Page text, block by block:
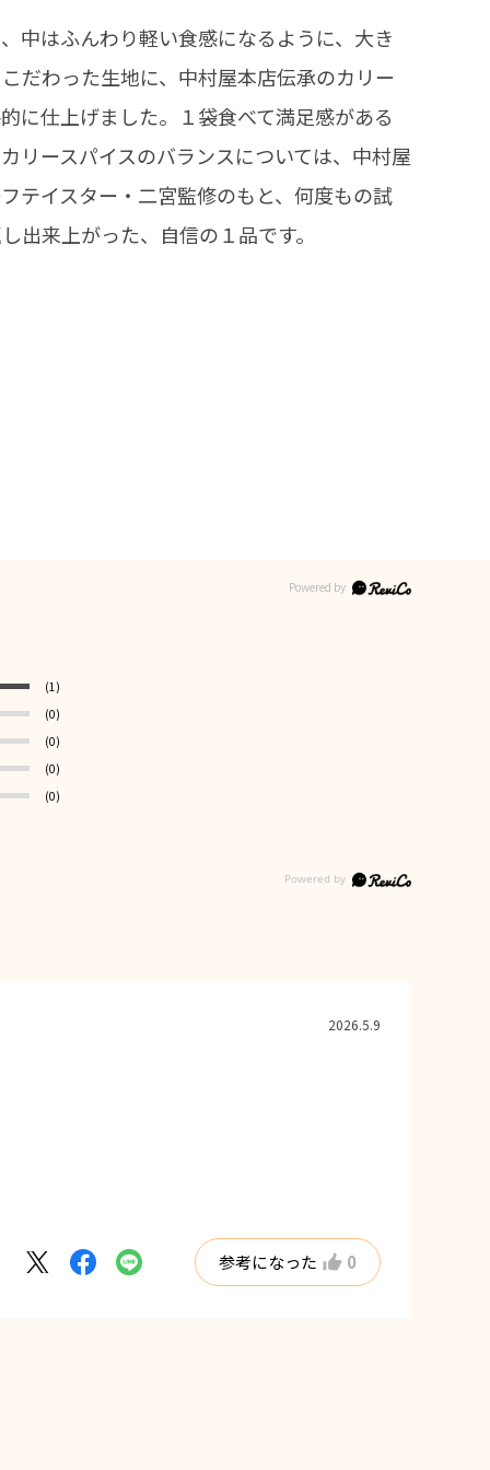
中はふんわり軽い食感になるように、大き
だわった生地に、中村屋本店伝承のカリー
に仕上げました。１袋食べて満足感がある
リースパイスのバランスについては、中村屋
テイスター・二宮監修のもと、何度もの試
出来上がった、自信の１品です。
(1)
(0)
(0)
(0)
(0)
2026.5.9
参考になった 0